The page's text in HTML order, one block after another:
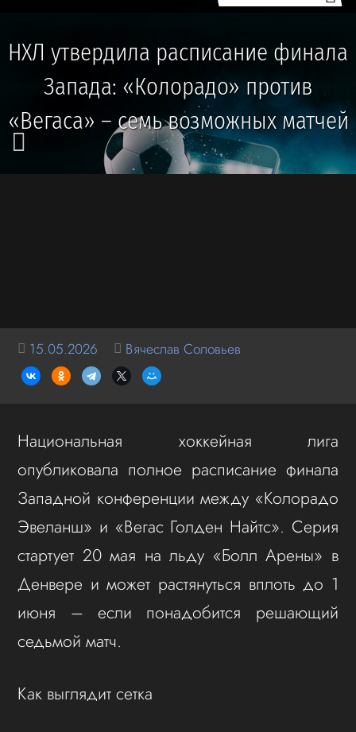
НХЛ утвердила расписание финала
Запада: «Колорадо» против
«Вегаса» – семь возможных матчей
15.05.2026 Вячеслав Соловьев
Национальная хоккейная лига
опубликовала полное расписание финала
Западной конференции между «Колорадо
Эвеланш» и «Вегас Голден Найтс». Серия
стартует 20 мая на льду «Болл Арены» в
Денвере и может растянуться вплоть до 1
июня – если понадобится решающий
седьмой матч.
Как выглядит сетка